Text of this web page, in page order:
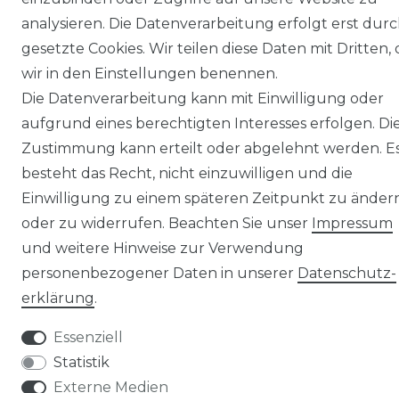
analysieren. Die Datenverarbeitung erfolgt erst
gesetzte Cookies. Wir teilen diese Daten mit Dritten,
wir in den Einstellungen benennen.
Die Datenverarbeitung kann mit Einwilligung oder
aufgrund eines berechtigten Interesses erfolgen.
Zustimmung kann erteilt oder abgelehnt werden.
besteht das Recht, nicht einzuwilligen und die
Einwilligung zu einem späteren Zeitpunkt zu
oder zu widerrufen. Beachten Sie unser Impressum
und weitere Hinweise zur Verwendung
personenbezogener Daten in unserer Daten­schutz­
erklärung.
Essenziell
Statistik
Externe Medien